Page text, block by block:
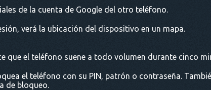
de la cuenta de Google del otro teléfono.
verá la ubicación del dispositivo en un mapa.
que el teléfono suene a todo volumen durante cinco
el teléfono con su PIN, patrón o contraseña.
de bloqueo.